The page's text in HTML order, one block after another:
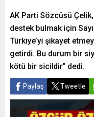
AK Parti Sözcüsü Çelik,
destek bulmak için
Türkiye’yi şikayet
getirdi. Bu durum bir
kötü bir sicildir” dedi.
Paylaş Tweetle